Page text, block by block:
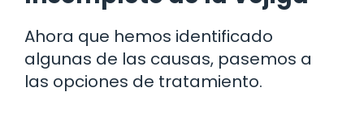
Ahora que hemos identificado
algunas de las causas, pasemos a
las opciones de tratamiento.